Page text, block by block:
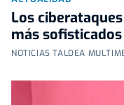
Los
más
NOTICIAS TALDEA